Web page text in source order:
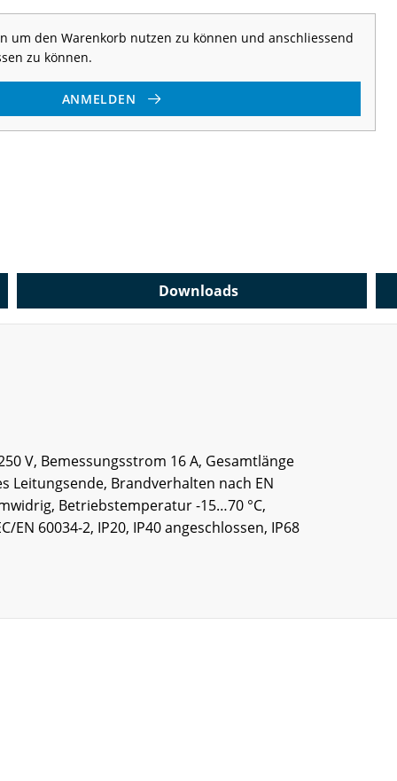
um den Warenkorb nutzen zu können und anschliessend
zu können.
ANMELDEN
Downloads
V, Bemessungsstrom 16 A, Gesamtlänge
Leitungsende, Brandverhalten nach EN
Betriebstemperatur -15…70 °C,
60034-2, IP20, IP40 angeschlossen, IP68